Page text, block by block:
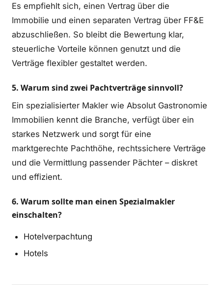
Es empfiehlt sich, einen Vertrag über die
Immobilie und einen separaten Vertrag über FF&E
abzuschließen. So bleibt die Bewertung klar,
steuerliche Vorteile können genutzt und die
Verträge flexibler gestaltet werden.
5. Warum sind zwei Pachtverträge sinnvoll?
Ein spezialisierter Makler wie Absolut Gastronomie
Immobilien kennt die Branche, verfügt über ein
starkes Netzwerk und sorgt für eine
marktgerechte Pachthöhe, rechtssichere Verträge
und die Vermittlung passender Pächter – diskret
und effizient.
6. Warum sollte man einen Spezialmakler
einschalten?
Hotelverpachtung
Hotels